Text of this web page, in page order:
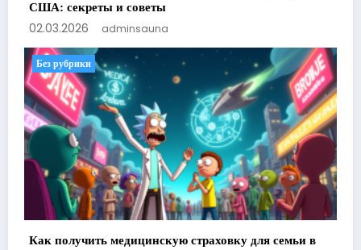
США: секреты и советы
02.03.2026 adminsauna
Без рубрики
Как получить медицинскую страховку для семьи в